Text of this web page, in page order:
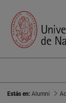
Estás en:Alumni